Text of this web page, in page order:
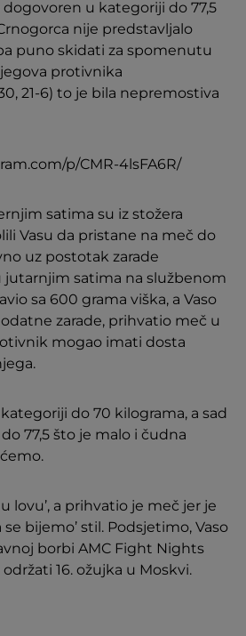
u kategoriji do 77,5
nije predstavljalo
puno skidati za spomenutu
protivnika
21-6) to je bila nepremostiva
p/CMR-4lsFA6R/
satima su iz stožera
Vasu da pristane na meč do
uz postotak zarade
jutarnjim satima na službenom
sa 600 grama viška, a Vaso
zarade, prihvatio meč u
mogao imati dosta
do 70 kilograma, a sad
77,5 što je malo i čudna
lovu’, a prihvatio je meč jer je
bijemo’ stil. Podsjetimo, Vaso
borbi AMC Fight Nights
16. ožujka u Moskvi.